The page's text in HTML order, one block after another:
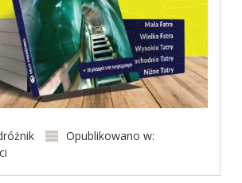
Opublikowano w: